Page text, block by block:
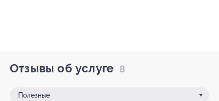
Отзывы об услуге 8
Полезные